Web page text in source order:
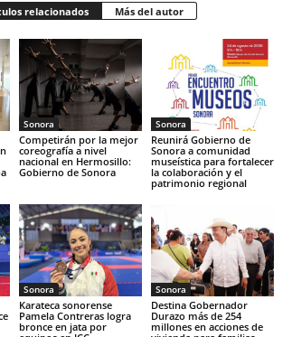
relacionados Más del autor
Sonora
Competirán por la mejor
coreografía a nivel
nacional en Hermosillo:
Gobierno de Sonora
Sonora
Reunirá Gobierno de
Sonora a comunidad
museística para fortalecer
la colaboración y el
patrimonio regional
Sonora
Karateca sonorense
Pamela Contreras logra
bronce en jata por
Sonora
Destina Gobernador
Durazo más de 254
millones en acciones de